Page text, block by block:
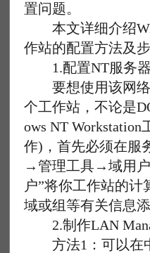
置问题。
本文详细介绍
作站的配置方法及步
1.配置NT服务器
要想使用该网络
个工作站，不论是
ows NT
作)，首先必须在服
→管理工具→域用
户”将你工作站的
域或组等有关信息
2.制作LAN
方法1：可以在中